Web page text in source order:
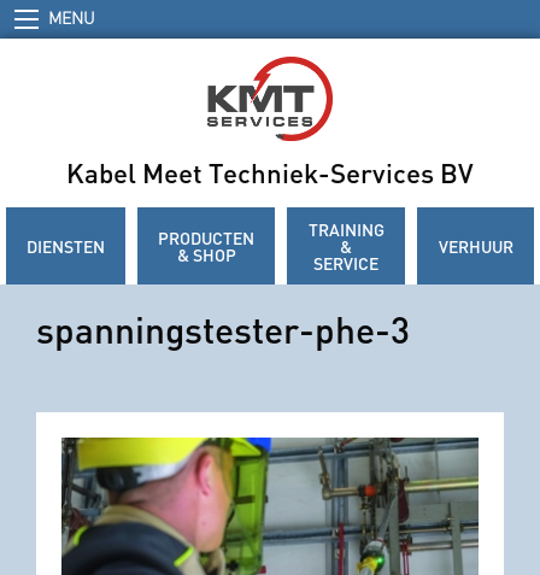
MENU
Kabel Meet Techniek-Services BV
DIENSTEN PRODUCTEN
& SHOP
TRAINING
&
SERVICE
VERHUUR
spanningstester-phe-3